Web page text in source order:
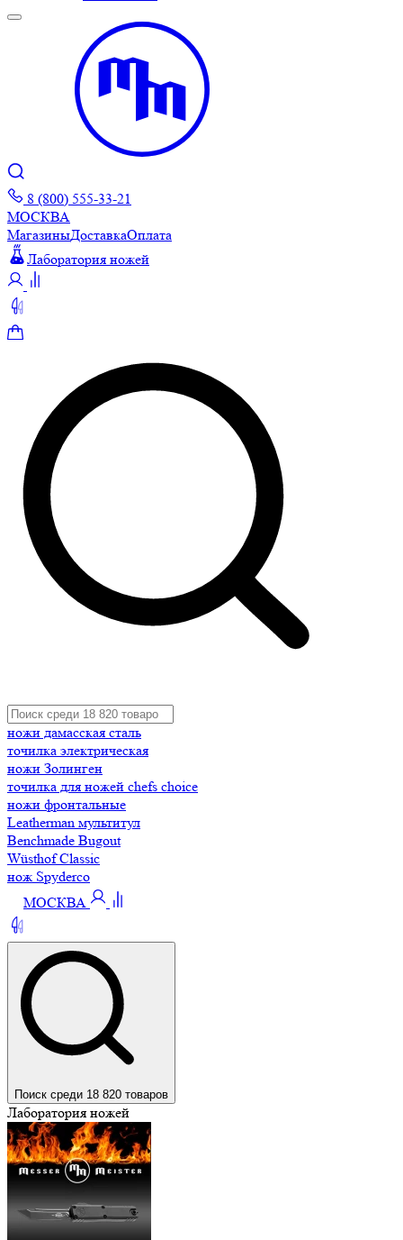
8 (800) 555-33-21
МОСКВА
МагазиныДоставкаОплата
Лаборатория ножей
ножи дамасская сталь
точилка электрическая
ножи Золинген
точилка для ножей chefs choice
ножи фронтальные
Leatherman мультитул
Benchmade Bugout
Wüsthof Classic
нож Spyderco
МОСКВА
Поиск среди 18 820 товаров
Лаборатория ножей